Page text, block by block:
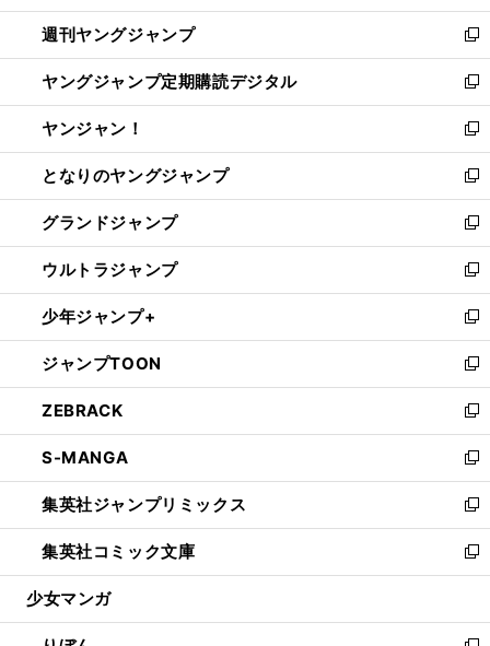
開
く
ウ
で
開
く
ン
ド
ウ
で
開
く
ウ
ィ
ン
ド
ウ
で
開
く
週刊ヤングジャンプ
新
し
い
ウ
ィ
ン
ド
ウ
で
開
く
ヤングジャンプ定期購読デジタル
新
し
い
ウ
ィ
ン
ド
ウ
で
開
く
ヤンジャン！
新
し
い
ウ
ィ
ン
ド
ウ
で
開
く
となりのヤングジャンプ
新
し
い
ウ
ィ
ン
ド
ウ
で
開
く
グランドジャンプ
新
し
い
ウ
ィ
ン
ド
ウ
で
開
く
ウルトラジャンプ
新
し
い
ウ
ィ
ン
ド
ウ
で
開
く
少年ジャンプ+
新
し
い
ウ
ィ
ン
ド
ウ
で
開
く
ジャンプTOON
新
し
い
ウ
ィ
ン
ド
ウ
で
開
ZEBRACK
新
し
い
ウ
ィ
ン
ド
ウ
開
S-MANGA
新
し
い
ウ
ィ
ン
ウ
集英社ジャンプリミックス
新
し
い
ウ
ン
集英社コミック文庫
新
し
ウ
少女マンガ